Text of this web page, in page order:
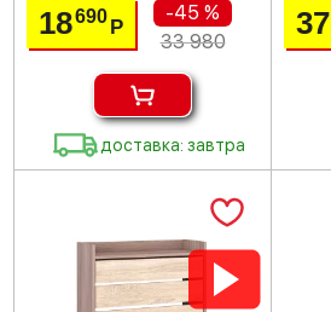
18690Р
-45 %
33 980
доставка: завтра
37